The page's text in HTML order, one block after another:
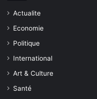
Actualite
Economie
Politique
International
Art & Culture
Santé